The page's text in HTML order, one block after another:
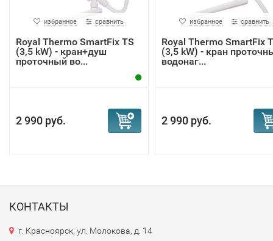
избранное сравнить
Royal Thermo SmartFix TS
(3,5 kW) - кран+душ
проточный во...
2 990 руб.
избранное сравнить
Royal Thermo SmartFix T
(3,5 kW) - кран
водонаг...
2 990 руб.
КОНТАКТЫ
г. Красноярск, ул. Молокова, д. 14